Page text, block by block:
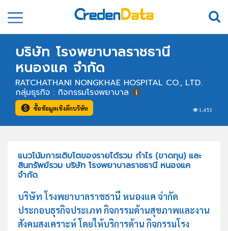
บริษัท โรงพยาบาลราชธานี
หนองแค จำกัด
RATCHATHANI NONGKHAE HOSPITAL CO., LTD.
1,451
กลุ่มธุรกิจ : กิจกรรมโรงพยาบาล
ซื้อข้อมูลเชิงลึกบริษัท
แนวโน้มการเติบโตของรายได้รวม กำไร (ขาดทุน) และ
สินทรัพย์รวม บริษัท โรงพยาบาลราชธานี หนองแค
จำกัด
บริษัท โรงพยาบาลราชธานี หนองแค จำกัด
ประกอบธุรกิจประเภท กิจกรรมด้านสุขภาพและงาน
สังคมสงเคราะห์ โดยให้บริการด้าน กิจกรรมโรง